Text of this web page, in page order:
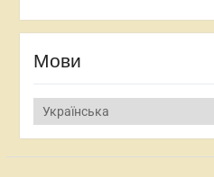
Мови
Мови